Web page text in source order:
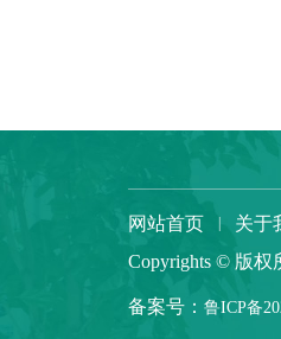
网站首页 | 关于
Copyrights © 版
备案号： 鲁ICP备